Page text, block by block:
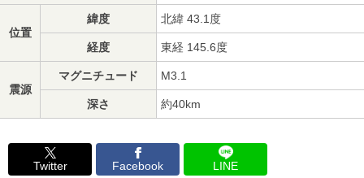
位置
緯度 北緯 43.1度
経度 東経 145.6度
震源
マグニチュード M3.1
深さ 約40km
Twitter Facebook LINE